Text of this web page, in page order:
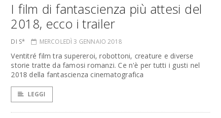
I film di fantascienza più attesi del
2018, ecco i trailer
DI S* MERCOLEDÌ 3 GENNAIO 2018
Ventitré film tra supereroi, robottoni, creature e diverse
storie tratte da famosi romanzi. Ce n'è per tutti i gusti nel
2018 della fantascienza cinematografica
LEGGI